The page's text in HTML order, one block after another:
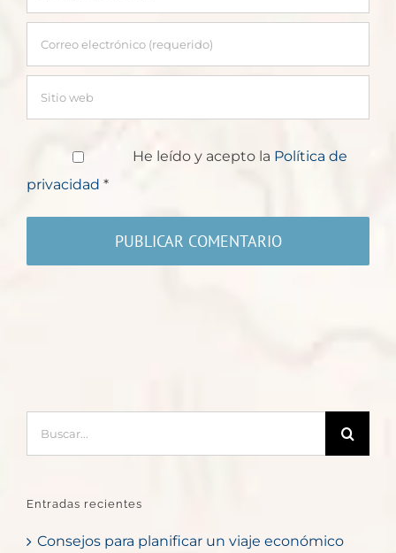
He leído y acepto la Política de
privacidad *
Entradas recientes
Consejos para planificar un viaje económico